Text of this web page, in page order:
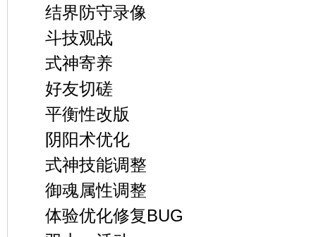
结界防守录像
斗技观战
式神寄养
好友切磋
平衡性改版
阴阳术优化
式神技能调整
御魂属性调整
体验优化修复BUG